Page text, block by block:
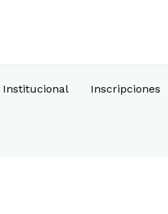
Institucional Inscripciones